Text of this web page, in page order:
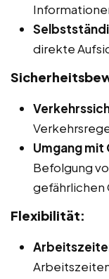
direkte
Umgang
Befolgung
gefährlichen
Flexibilität: